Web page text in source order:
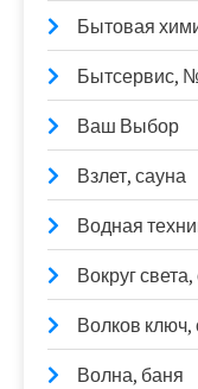
Бытовая
Бытсервис,
Ваш Выбор
Взлет, сауна
Водная
Вокруг
Волков
Волна, баня